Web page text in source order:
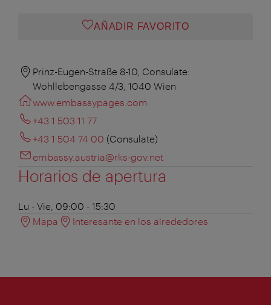
AÑADIR FAVORITO
Prinz-Eugen-Straße 8-10, Consulate:
Wohllebengasse 4/3, 1040 Wien
www.embassypages.com
+43 1 503 11 77
+43 1 504 74 00 (Consulate)
embassy.austria@rks-gov.net
Horarios de apertura
Lu - Vie, 09:00 - 15:30
Mapa
Interesante en los alrededores